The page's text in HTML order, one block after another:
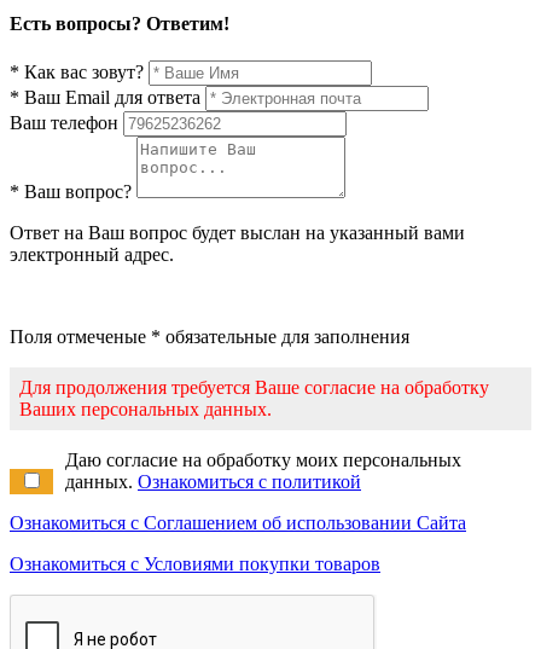
Есть вопросы? Ответим!
* Как вас зовут?
* Ваш Email для ответа
Ваш телефон
* Ваш вопрос?
Ответ на Ваш вопрос будет выслан на указанный вами
электронный адрес.
Поля отмеченые * обязательные для заполнения
Для продолжения требуется Ваше согласие на обработку
Ваших персональных данных.
Даю согласие на обработку моих персональных
данных. Ознакомиться с политикой
Ознакомиться с Соглашением об использовании Сайта
Ознакомиться с Условиями покупки товаров